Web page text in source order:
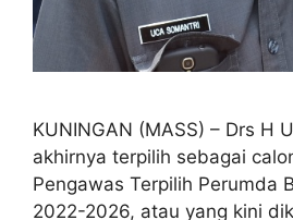
KUNINGAN (MASS) – Drs H
akhirnya terpilih sebagai
Pengawas Terpilih Perumda
2022-2026, atau yang kini